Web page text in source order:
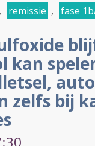
, remissie , fase
kan
zelfs bij